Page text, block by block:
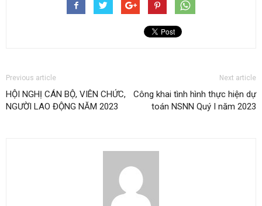
Previous article
HỘI NGHỊ CÁN BỘ, VIÊN CHỨC,
NGƯỜI LAO ĐỘNG NĂM 2023
Next article
Công khai tình hình thực hiện dự
toán NSNN Quý I năm 2023